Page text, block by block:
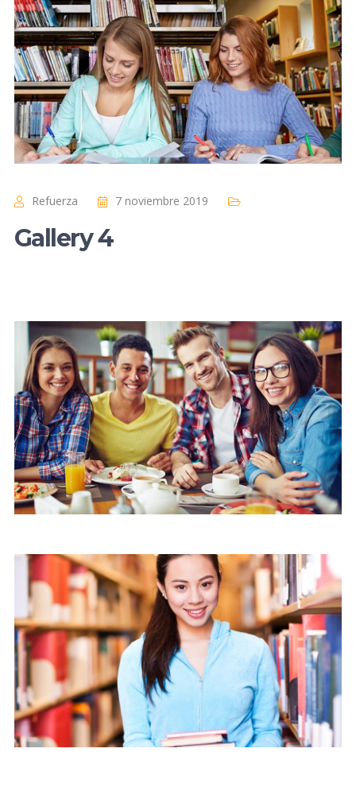
Refuerza 7 noviembre 2019
Gallery 4